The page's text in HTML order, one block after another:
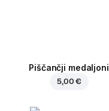
Piščančji medaljoni
5,00 €